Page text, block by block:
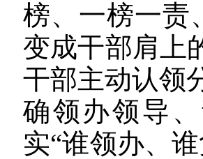
榜、一榜一责
变成干部肩上
干部主动认领
确领办领导
实“谁领办、